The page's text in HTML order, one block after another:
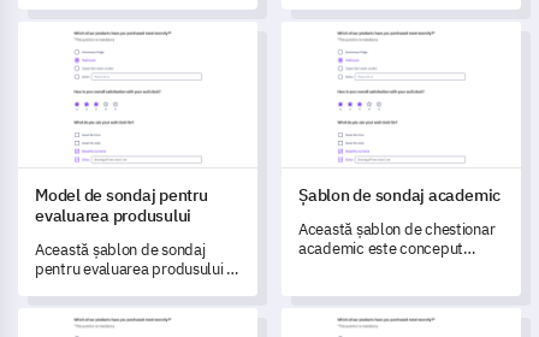
de a măsura și înțelege nevoile
comunității și percepția
asupra serviciilor.
informații profunde despre
experiențele vizitatorilor tăi,
ajutându-te să planifici și să
implementezi îmbunătățiri.
Model de sondaj pentru evaluarea produsului
Model de sondaj pentru
evaluarea produsului
Această șablon de sondaj
pentru evaluarea produsului te
profunde și să înțelegi mai bine
experiențele utilizatorilor.
Șablon de sondaj academic
Șablon de sondaj academic
Această șablon de chestionar
academic este conceput
studenților cu platforma de
învățare online a universității
Șablon pentru Sondaj privind Calitatea Educației
Șablon pentru Chestionarul